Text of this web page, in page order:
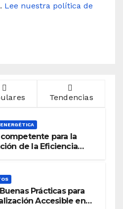
Lee nuestra política de
Tendencias
para la
de la Eficiencia
Prácticas para
Accesible en